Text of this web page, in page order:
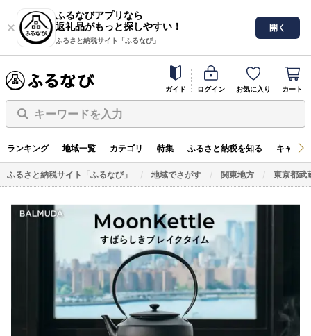
ふるなびアプリなら
返礼品がもっと探しやすい！
ふるさと納税サイト「ふるなび」
開く
ガイド ログイン お気に入り カート
キーワードを入力
ランキング 地域一覧 カテゴリ 特集 ふるさと納税を知る キャン
ふるさと納税サイト「ふるなび」 地域でさがす 関東地方 東京都武